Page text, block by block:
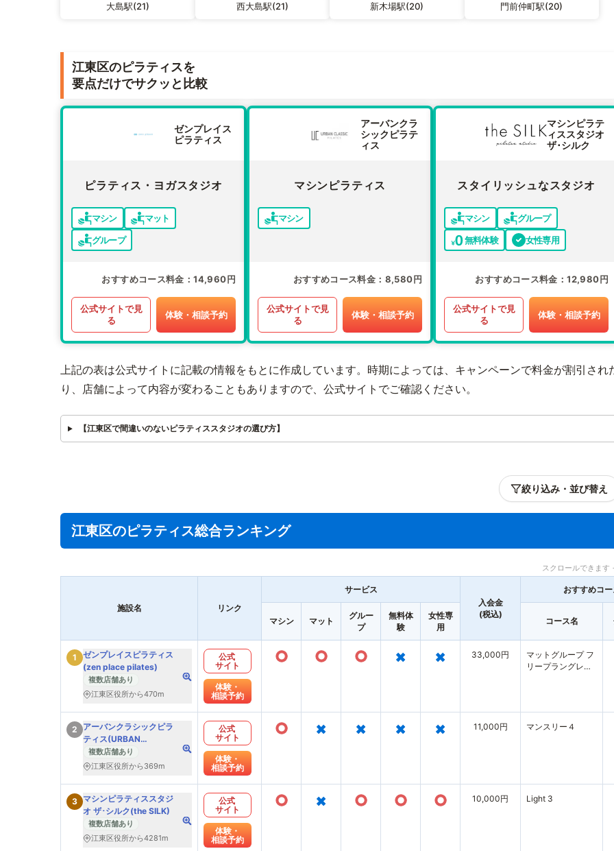
大島駅(21) 西大島駅(21) 新木場駅(20) 門前仲町駅(20)
江東区のピラティスを
要点だけでサクッと比較
ゼンプレイス
ピラティス
ピラティス・ヨガスタジオ
マシン
マット
グループ
おすすめコース料金 14,960円
公式サイトで見
る
体験・相談予約
アーバンクラ
シックピラテ
ィス
マシンピラティス
マシン
おすすめコース料金 8,580円
公式サイトで見
る
体験・相談予約
マシンピラテ
ィススタジオ
ザ･シルク
スタイリッシュなスタジオ
マシン
グループ
無料体験
女性専用
おすすめコース料金 12,980円
公式サイトで見
る
体験・相談予約
上記の表は公式サイトに記載の情報をもとに作成しています。時期によっては、キャンペーンで料金が割引され
り、店舗によって内容が変わることもありますので、公式サイトでご確認ください。
【江東区で間違いのないピラティススタジオの選び方】
絞り込み・並び替え
江東区のピラティス総合ランキング
スクロールできます
施設名 リンク
サービス
入会金
(税込)
おすすめコー
マシン マット
グルー
プ
無料体
験
女性専
用
コース名
1
ゼンプレイスピラティス
(zen place pilates)
複数店舗あり
江東区役所から470m
公式
サイト
体験・
相談予約
○ ○ ○ × × 33,000円
マットグループ フ
リープラングレー
2
アーバンクラシックピラ
ティス(URBAN
CLASSIC PILATES)
複数店舗あり
江東区役所から369m
公式
サイト
体験・
相談予約
○ × × × × 11,000円 マンスリー４
3 マシンピラティススタジ
オ ザ･シルク(the SILK)
複数店舗あり
江東区役所から4281m
公式
サイト
体験・
相談予約
○ × ○ ○ ○ 10,000円 Light 3